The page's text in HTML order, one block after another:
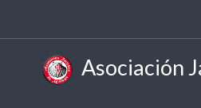
Asociación